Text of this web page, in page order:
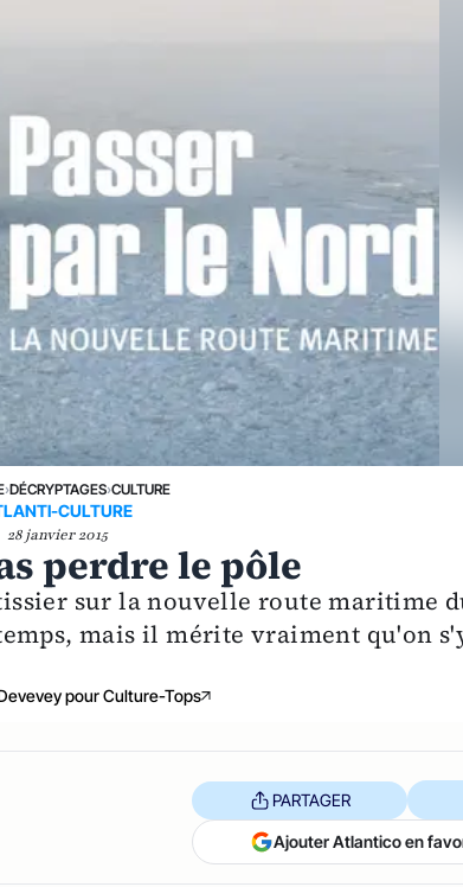
›DÉCRYPTAGES›CULTURE
CULTURE
28 janvier 2015
perdre le pôle
sur la nouvelle route maritime
mais il mérite vraiment qu'on
pour Culture-Tops
PARTAGER
Ajouter Atlantico en